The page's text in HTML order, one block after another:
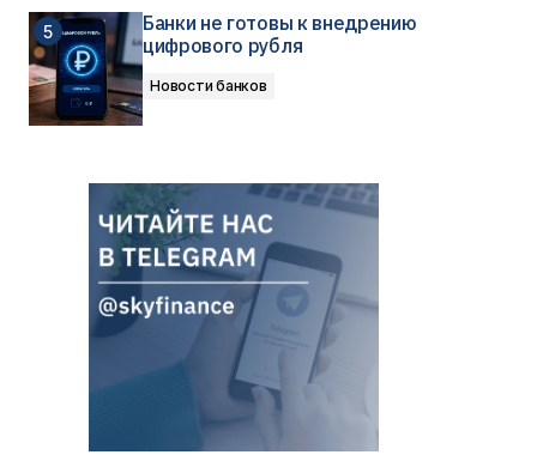
Банки не готовы к внедрению
цифрового рубля
Новости банков